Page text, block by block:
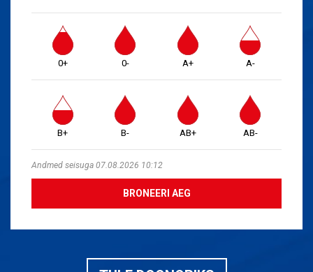
0+ 0- A+ A-
B+ B- AB+ AB-
Andmed seisuga 07.08.2026 10:12
BRONEERI AEG